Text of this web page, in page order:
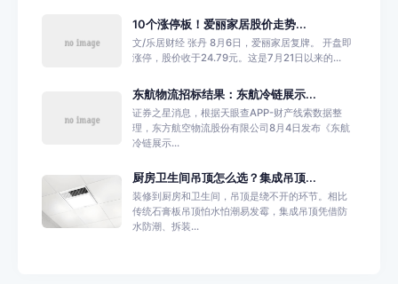
10个涨停板！爱丽家居股价走势...
文/乐居财经 张丹 8月6日，爱丽家居复牌。 开盘即
涨停，股价收于24.79元。这是7月21日以来的...
东航物流招标结果：东航冷链展示...
证券之星消息，根据天眼查APP-财产线索数据整
理，东方航空物流股份有限公司8月4日发布《东航
冷链展示...
厨房卫生间吊顶怎么选？集成吊顶...
装修到厨房和卫生间，吊顶是绕不开的环节。相比
传统石膏板吊顶怕水怕潮易发霉，集成吊顶凭借防
水防潮、拆装...